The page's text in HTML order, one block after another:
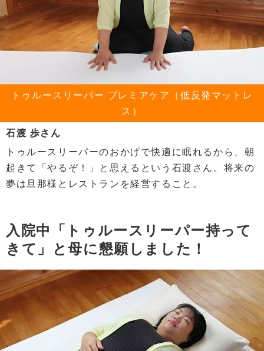
トゥルースリーパー プレミアケア（低反発マットレ
ス）
石渡 歩さん
トゥルースリーパーのおかげで快適に眠れるから、朝
起きて「やるぞ！」と思えるという石渡さん。将来の
夢は旦那様とレストランを経営すること。
入院中「トゥルースリーパー持って
きて」と母に懇願しました！